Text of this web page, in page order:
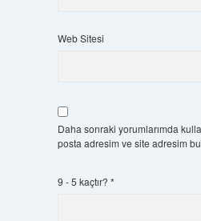
Web Sitesi
Daha sonraki yorumlarımda
posta adresim ve site adresim
9 - 5 kaçtır? *